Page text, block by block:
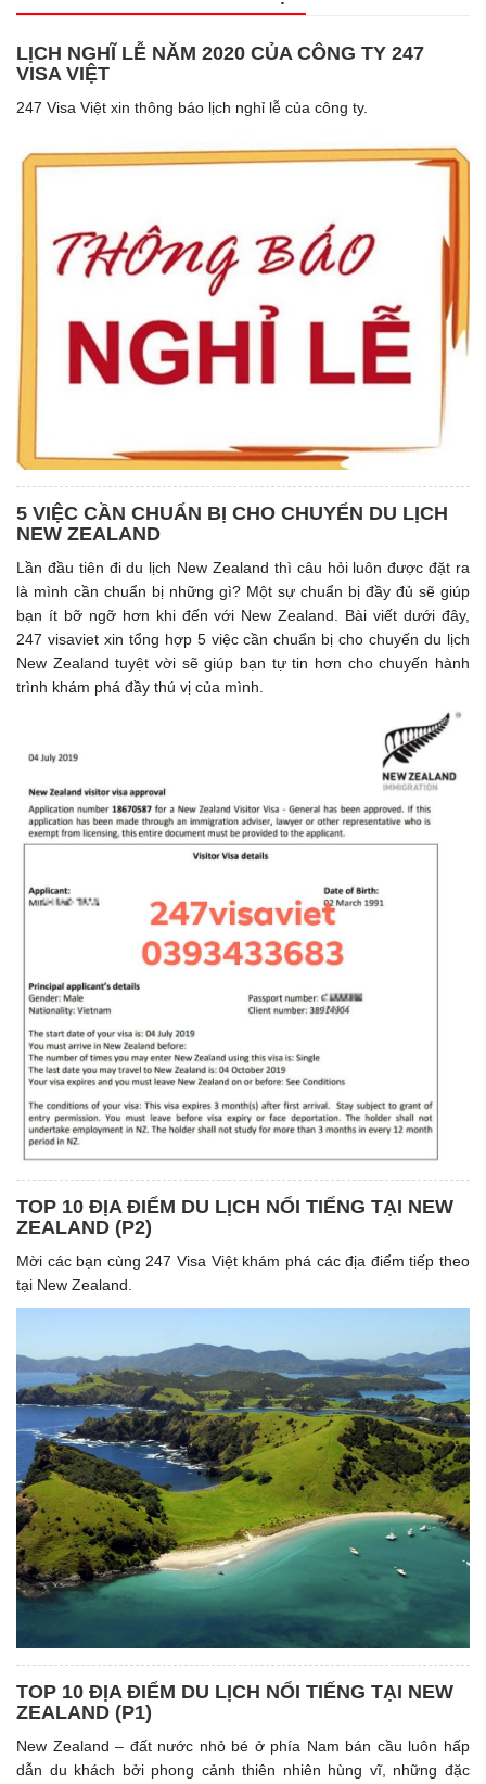
LỊCH NGHĨ LỄ NĂM 2020 CỦA CÔNG TY 247
VISA VIỆT
247 Visa Việt xin thông báo lịch nghỉ lễ của công ty.
5 VIỆC CẦN CHUẨN BỊ CHO CHUYỂN DU LỊCH
NEW ZEALAND
Lần đầu tiên đi du lịch New Zealand thì câu hỏi luôn được đặt ra
là mình cần chuẩn bị những gì? Một sự chuẩn bị đầy đủ sẽ giúp
bạn ít bỡ ngỡ hơn khi đến với New Zealand. Bài viết dưới đây,
247 visaviet xin tổng hợp 5 việc cần chuẩn bị cho chuyến du lịch
New Zealand tuyệt vời sẽ giúp bạn tự tin hơn cho chuyến hành
trình khám phá đầy thú vị của mình.
TOP 10 ĐỊA ĐIỂM DU LỊCH NỔI TIẾNG TẠI NEW
ZEALAND (P2)
Mời các bạn cùng 247 Visa Việt khám phá các địa điểm tiếp theo
tại New Zealand.
TOP 10 ĐỊA ĐIỂM DU LỊCH NỔI TIẾNG TẠI NEW
ZEALAND (P1)
New Zealand – đất nước nhỏ bé ở phía Nam bán cầu luôn hấp
dẫn du khách bởi phong cảnh thiên nhiên hùng vĩ, những đặc